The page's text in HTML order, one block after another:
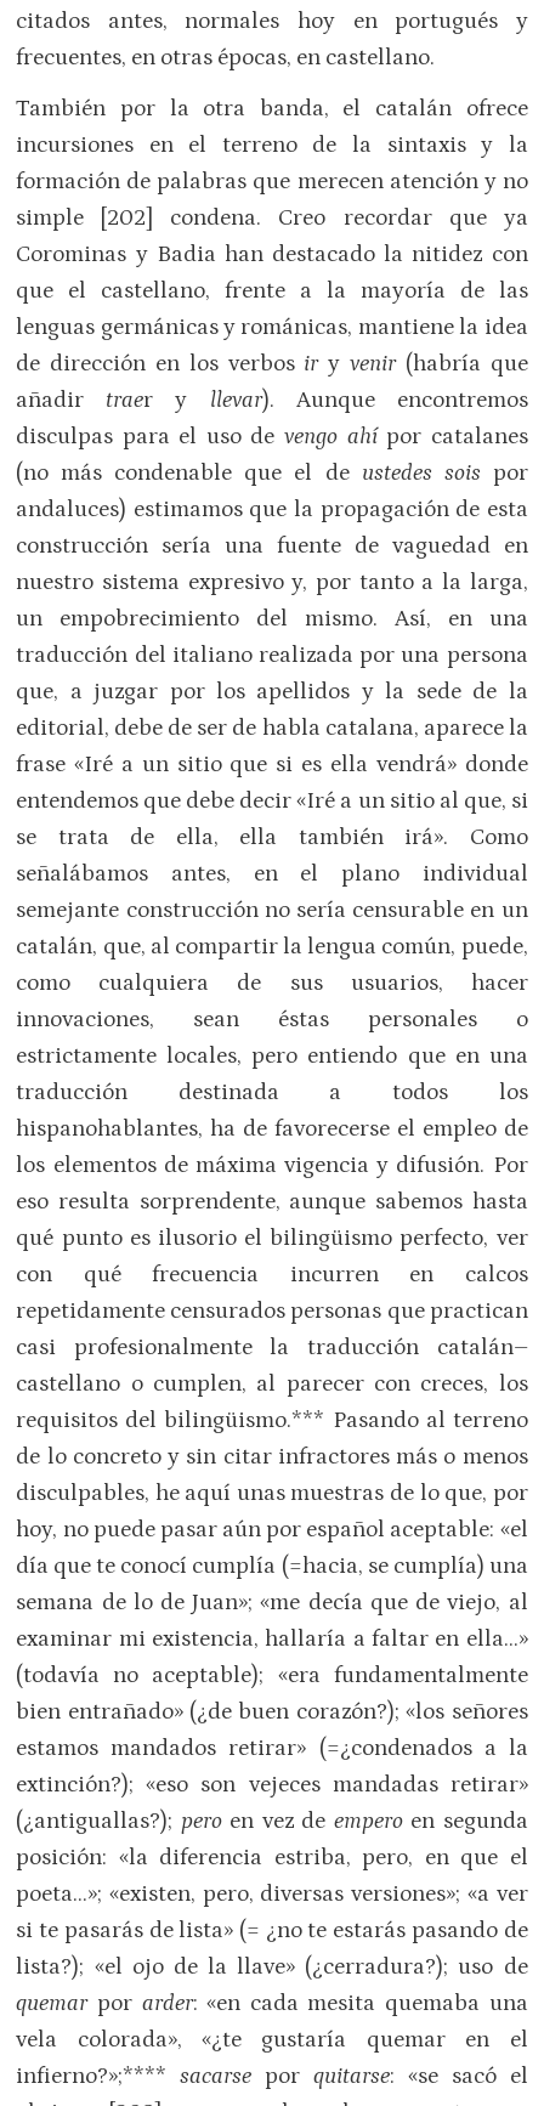
citados antes, normales hoy en portugués y
frecuentes, en otras épocas, en castellano.
También por la otra banda, el catalán ofrece
incursiones en el terreno de la sintaxis y la
formación de palabras que merecen atención y no
simple [202] condena. Creo recordar que ya
Corominas y Badia han destacado la nitidez con
que el castellano, frente a la mayoría de las
lenguas germánicas y románicas, mantiene la idea
de dirección en los verbos iry venir(habría que
añadir traer y llevar). Aunque encontremos
disculpas para el uso devengo ahípor catalanes
(no más condenable que el de ustedes sois por
andaluces) estimamos que la propagación de esta
construcción sería una fuente de vaguedad en
nuestro sistema expresivo y, por tanto a la larga,
un empobrecimiento del mismo. Así, en una
traducción del italiano realizada por una persona
que, a juzgar por los apellidos y la sede de la
editorial, debe de ser de habla catalana, aparece la
frase «Iré a un sitio que si es ella vendrá» donde
entendemos que debe decir «Iré a un sitio al que, si
se trata de ella, ella también irá». Como
señalábamos antes, en el plano individual
semejante construcción no sería censurable en un
catalán, que, al compartir la lengua común, puede,
como cualquiera de sus usuarios, hacer
innovaciones, sean éstas personales o
estrictamente locales, pero entiendo que en una
traducción destinada a todos los
hispanohablantes, ha de favorecerse el empleo de
los elementos de máxima vigencia y difusión. Por
eso resulta sorprendente, aunque sabemos hasta
qué punto es ilusorio el bilingüismo perfecto, ver
con qué frecuencia incurren en calcos
repetidamente censurados personas que practican
casi profesionalmente la traducción catalán–
castellano o cumplen, al parecer con creces, los
requisitos del bilingüismo.*** Pasando al terreno
de lo concreto y sin citar infractores más o menos
disculpables, he aquí unas muestras de lo que, por
hoy, no puede pasar aún por español aceptable: «el
día que te conocí cumplía (=hacia, se cumplía) una
semana de lo de Juan»; «me decía que de viejo, al
examinar mi existencia, hallaría a faltar en ella…»
(todavía no aceptable); «era fundamentalmente
bien entrañado» (¿de buen corazón?); «los señores
estamos mandados retirar» (=¿condenados a la
extinción?); «eso son vejeces mandadas retirar»
(¿antiguallas?); peroen vez de emperoen segunda
posición: «la diferencia estriba, pero, en que el
poeta…»; «existen, pero, diversas versiones»; «a ver
si te pasarás de lista» (= ¿no te estarás pasando de
lista?); «el ojo de la llave» (¿cerradura?); uso de
quemarpor arder: «en cada mesita quemaba una
vela colorada», «¿te gustaría quemar en el
infierno?»;****sacarse por quitarse: «se sacó el